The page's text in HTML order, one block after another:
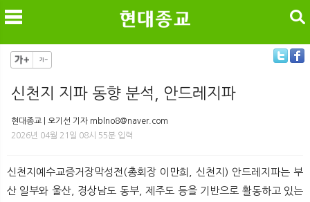
검색
신천지 지파 동향 분석, 안드레지파
현대종교 | 오기선 기자 mblno8@naver.com
2026년 04월 21일 08시 55분 입력
신천지예수교증거장막성전(총회장 이만희, 신천지) 안드레지파는 부
산 일부와 울산, 경상남도 동부, 제주도 등을 기반으로 활동하고 있는